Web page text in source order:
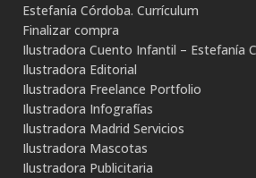
Estefanía Córdoba. Currículum
Finalizar compra
Ilustradora Cuento Infantil – Estefanía
Ilustradora Editorial
Ilustradora Freelance Portfolio
Ilustradora Infografías
Ilustradora Madrid Servicios
Ilustradora Mascotas
Ilustradora Publicitaria